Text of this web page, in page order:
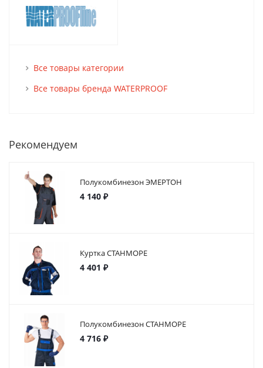
Все товары категории
Все товары бренда WATERPROOF
Рекомендуем
Полукомбинезон ЭМЕРТОН
4 140 ₽
Куртка СТАНМОРЕ
4 401 ₽
Полукомбинезон СТАНМОРЕ
4 716 ₽